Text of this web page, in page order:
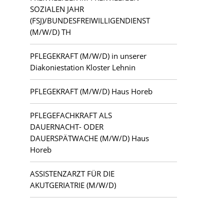
Kloster Lehnin
Lauchhammer
Letschin
Luckau
Ludwigsfelde
Mahlsdorf
Potsdam
SOZIALEN JAHR
(FSJ)/BUNDESFREIWILLIGENDIENST
(M/W/D) TH
PFLEGEKRAFT (M/W/D) in unserer
Diakoniestation Kloster Lehnin
PFLEGEKRAFT (M/W/D) Haus Horeb
PFLEGEFACHKRAFT ALS
DAUERNACHT- ODER
DAUERSPÄTWACHE (M/W/D) Haus
Horeb
ASSISTENZARZT FÜR DIE
AKUTGERIATRIE (M/W/D)